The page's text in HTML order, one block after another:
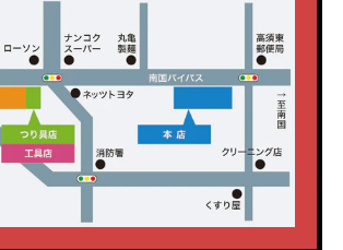
集じん機・掃除機
電気カンナ